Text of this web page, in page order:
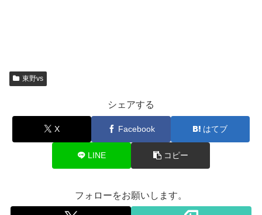
東野vs
シェアする
X Facebook はてブ
LINE コピー
フォローをお願いします。